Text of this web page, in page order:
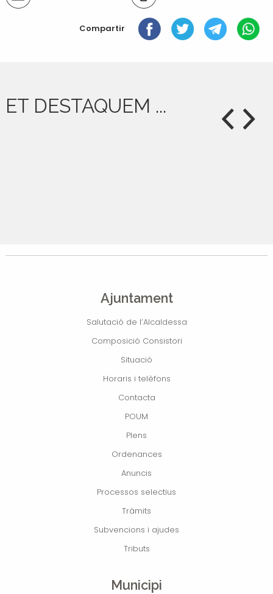
del
Compartir
ET DESTAQUEM ...
Ajuntament
Salutació de l’Alcaldessa
Composició Consistori
Situació
Horaris i telèfons
Contacta
POUM
Plens
Ordenances
Anuncis
Processos selectius
Tràmits
Subvencions i ajudes
Tributs
Municipi